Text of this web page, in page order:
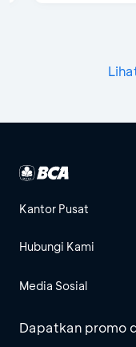
Kantor Pusat
Hubungi Kami
Media Sosial
Dapatkan promo